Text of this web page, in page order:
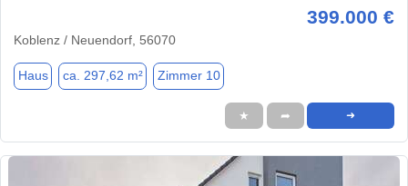
399.000 €
Koblenz / Neuendorf, 56070
Haus ca. 297,62 m² Zimmer 10
★ ➦ ➜